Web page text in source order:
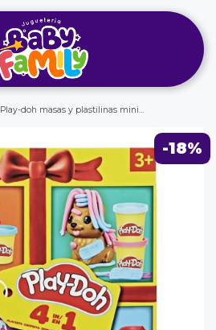
Play-doh masas y plastilinas minisets clásicos
-18%